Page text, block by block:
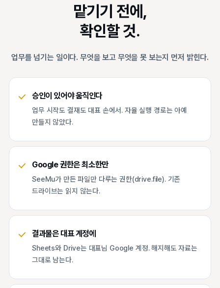
맡기기 전에,
확인할 것.
업무를 넘기는 일이다. 무엇을 보고 무엇을 못 보는지 먼저 밝힌다.
승인이 있어야 움직인다
업무 시작도 결재도 대표 손에서. 자율 실행 경로는 아예
만들지 않았다.
Google 권한은 최소한만
SeeMu가 만든 파일만 다루는 권한(drive.file). 기존
드라이브는 읽지 않는다.
결과물은 대표 계정에
Sheets와 Drive는 대표님 Google 계정. 해지해도 자료는
그대로 남는다.